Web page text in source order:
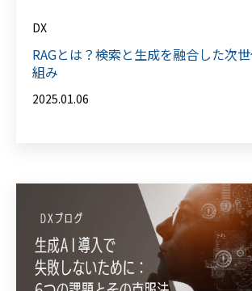
DX
RAGとは？検索と生成を融合した次
組み
2025.01.06